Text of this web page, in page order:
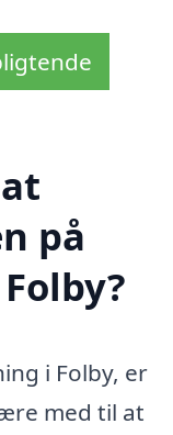
på
i Folby, er
med til at